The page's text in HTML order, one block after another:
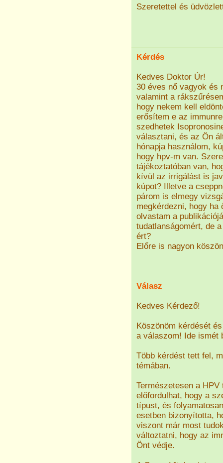
Szeretettel és
Kérdés
Kedves Doktor Úr!
30 éves nő vagyok és
valamint a
hogy nekem kell
erősítem e az
szedhetek
választani, és az Ön
hónapja használom,
hogy hpv-m van.
tájékoztatóban van,
kívül az irrigálást is
kúpot? Illetve a
párom is elmegy
megkérdezni, hogy ha
olvastam a
tudatlanságomért, de
ért?
Előre is nagyon
Válasz
Kedves Kérdező!
Köszönöm kérdését
a válaszom! Ide ismét
Több kérdést tett fel,
témában.
Természetesen a
előfordulhat, hogy a
típust, és
esetben bizonyította,
viszont már most
változtatni, hogy az
Önt védje.